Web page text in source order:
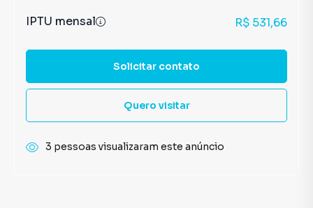
IPTU mensal R$ 531,66
Solicitar contato
Quero visitar
3 pessoas visualizaram este anúncio